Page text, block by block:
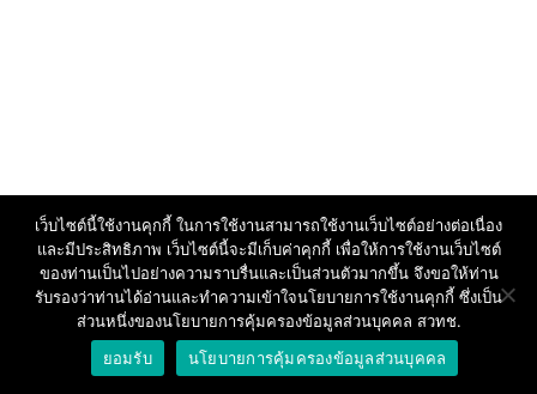
เว็บไซต์นี้ใช้งานคุกกี้ ในการใช้งานสามารถใช้งานเว็บไซต์อย่างต่อเนื่อง
และมีประสิทธิภาพ เว็บไซต์นี้จะมีเก็บค่าคุกกี้ เพื่อให้การใช้งานเว็บไซต์
ของท่านเป็นไปอย่างความราบรื่นและเป็นส่วนตัวมากขึ้น จึงขอให้ท่าน
รับรองว่าท่านได้อ่านและทำความเข้าใจนโยบายการใช้งานคุกกี้ ซึ่งเป็น
ส่วนหนึ่งของนโยบายการคุ้มครองข้อมูลส่วนบุคคล สวทช.
ยอมรับ
นโยบายการคุ้มครองข้อมูลส่วนบุคคล